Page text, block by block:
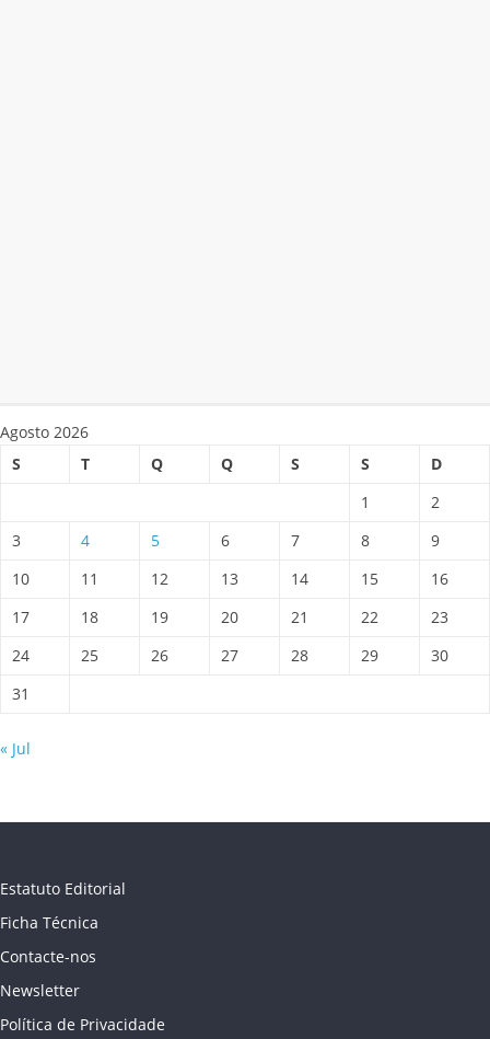
Agosto 2026
S
T Q Q S S
D
1
2
3
4 5 6 7 8
9
10
11 12 13 14 15
16
17
18 19 20 21 22
23
24
25 26 27 28 29
30
31
« Jul
Estatuto Editorial
Ficha Técnica
Contacte-nos
Newsletter
Política de Privacidade